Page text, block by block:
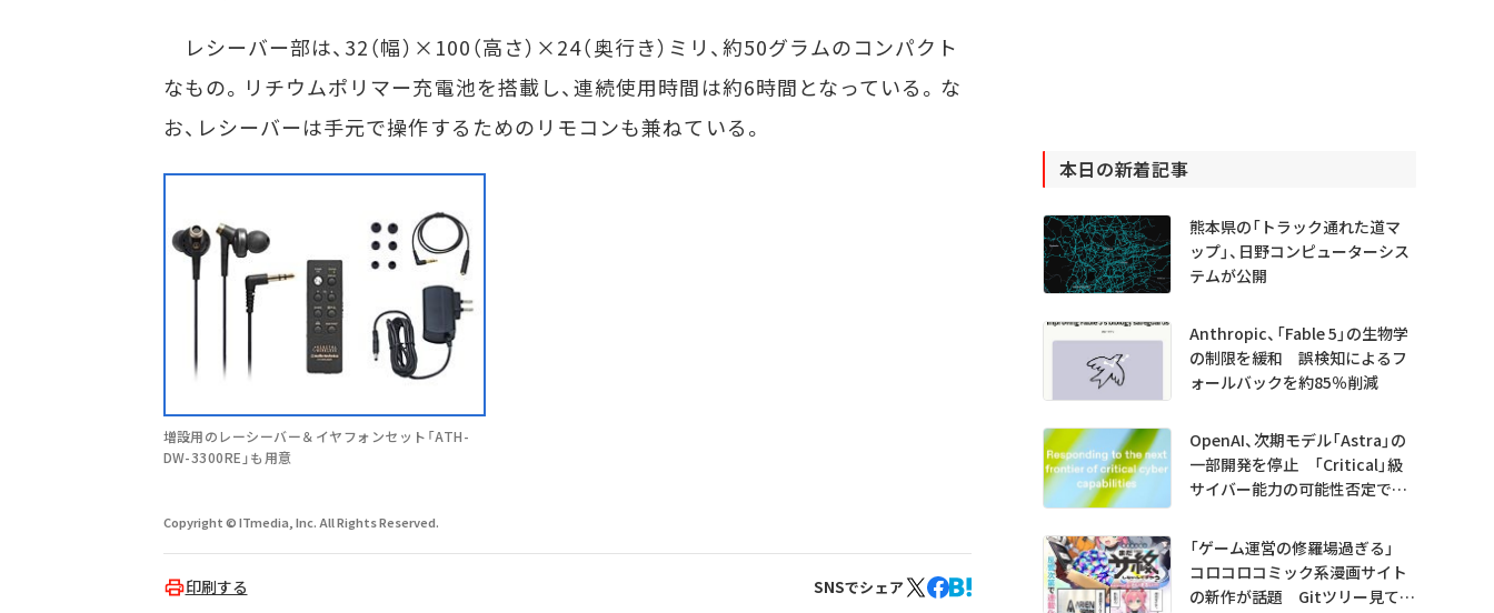
レシーバー部は、32（幅）×100（高さ）×24（奥行き）ミリ、約50グラムのコンパクト
なもの。リチウムポリマー充電池を搭載し、連続使用時間は約6時間となっている。な
お、レシーバーは手元で操作するためのリモコンも兼ねている。
増設用のレーシーバー＆イヤフォンセット「ATH-
DW-3300RE」も用意
Copyright © ITmedia, Inc. All Rights Reserved.
印刷する SNSでシェア
本日の新着記事
熊本県の「トラック通れた道マ
ップ」、日野コンピューターシス
テムが公開
Anthropic、「Fable 5」の生物学
の制限を緩和 誤検知によるフ
ォールバックを約85％削減
OpenAI、次期モデル「Astra」の
一部開発を停止 「Critical」級
サイバー能力の可能性否定でき
「ゲーム運営の修羅場過ぎる」
コロコロコミック系漫画サイト
の新作が話題 Gitツリー見てガ